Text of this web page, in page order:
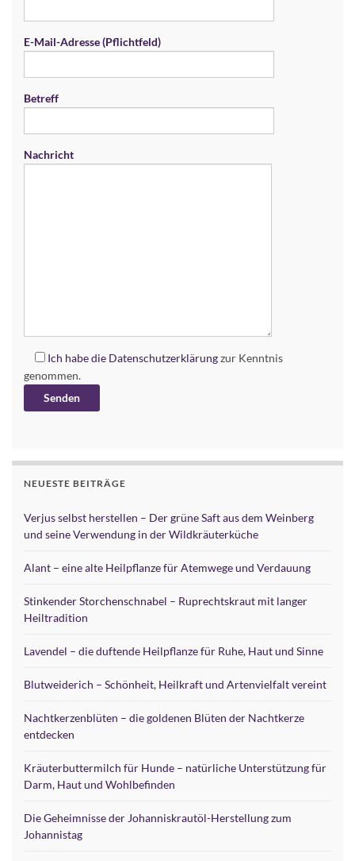
E-Mail-Adresse (Pflichtfeld)
Betreff
Nachricht
Ich habe die Datenschutzerklärungzur Kenntnis
genommen.
NEUESTE BEITRÄGE
Verjus selbst herstellen – Der grüne Saft aus dem Weinberg
und seine Verwendung in der Wildkräuterküche
Alant – eine alte Heilpflanze für Atemwege und Verdauung
Stinkender Storchenschnabel – Ruprechtskraut mit langer
Heiltradition
Lavendel – die duftende Heilpflanze für Ruhe, Haut und Sinne
Blutweiderich – Schönheit, Heilkraft und Artenvielfalt vereint
Nachtkerzenblüten – die goldenen Blüten der Nachtkerze
entdecken
Kräuterbuttermilch für Hunde – natürliche Unterstützung für
Darm, Haut und Wohlbefinden
Die Geheimnisse der Johanniskrautöl-Herstellung zum
Johannistag